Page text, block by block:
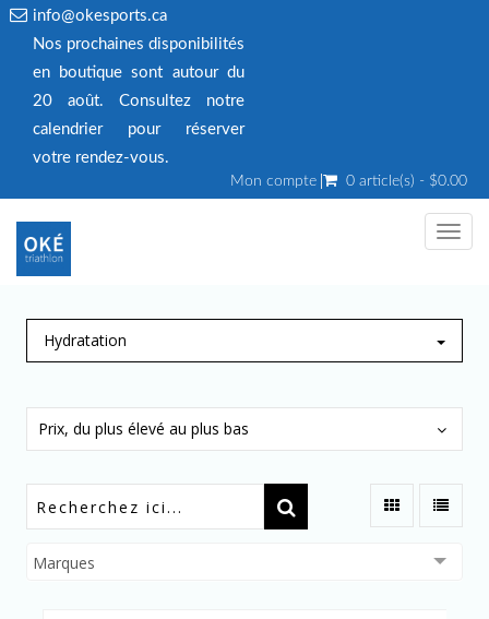
info@okesports.ca
Nos prochaines disponibilités
en boutique sont autour du
20 août. Consultez notre
calendrier pour réserver
votre rendez‑vous.
Mon compte 0 article(s) - $0.00
Hydratation
Prix, du plus élevé au plus bas
Marques